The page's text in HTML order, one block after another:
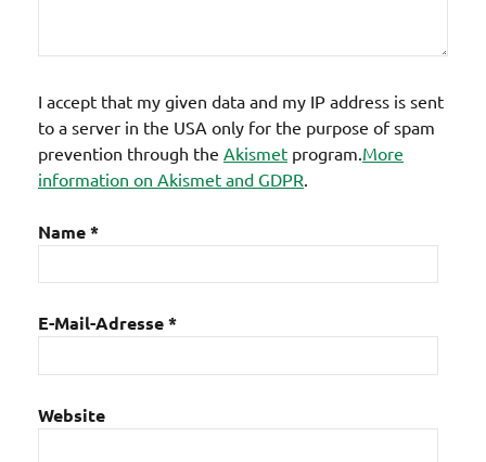
I accept that my given data and my IP address is sent
to a server in the USA only for the purpose of spam
prevention through the Akismet program. More
information on Akismet and GDPR
Name*
E-Mail-Adresse*
Website